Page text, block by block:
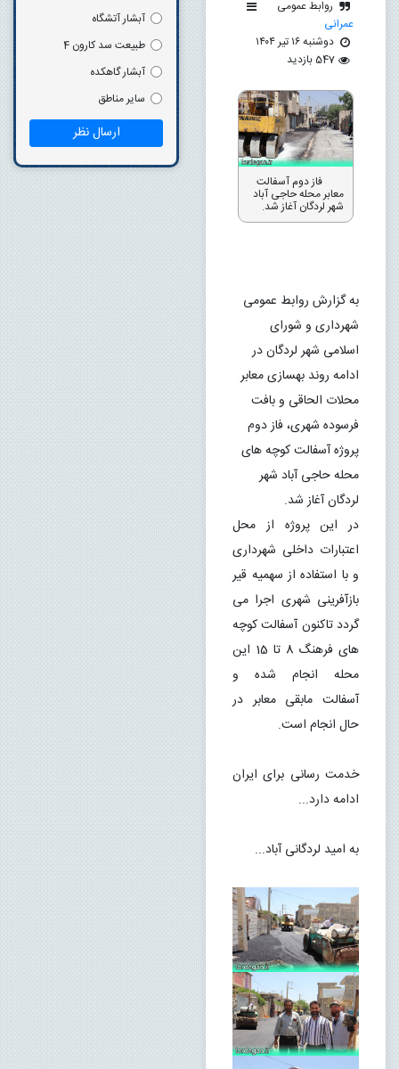
روابط عمومی
عمرانی
دوشنبه ۱۶ تیر ۱۴۰۴
547 بازدید
فاز دوم آسفالت
معابر محله حاجی آباد
شهر لردگان آغاز شد.
اسلامی شهر لردگان در
ادامه روند بهسازی معابر
محله حاجی آباد شهر
لردگان آغاز شد.
در این پروژه از محل
اعتبارات داخلی شهرداری
و با استفاده از سهمیه قیر
گردد تاکنون آسفالت کوچه
های فرهنگ 8 تا 15 این
محله انجام شده و
آسفالت مابقی معابر در
حال انجام است.
خدمت رسانی برای ایران
ادامه دارد...
به امید لردگانی آباد...
آبشار آتشگاه
طبیعت سد کارون 4
آبشار گاهکده
سایر مناطق